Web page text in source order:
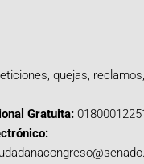
quejas,
Gratuita: